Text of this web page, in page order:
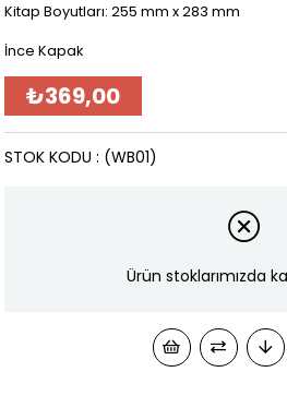
Kitap Boyutları: 255 mm x 283 mm
İnce Kapak
₺369,00
(WB01)
STOK KODU
Ürün stoklarımızda